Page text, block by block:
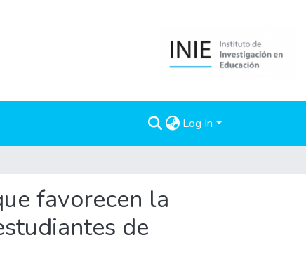
Log In
favorecen la
de